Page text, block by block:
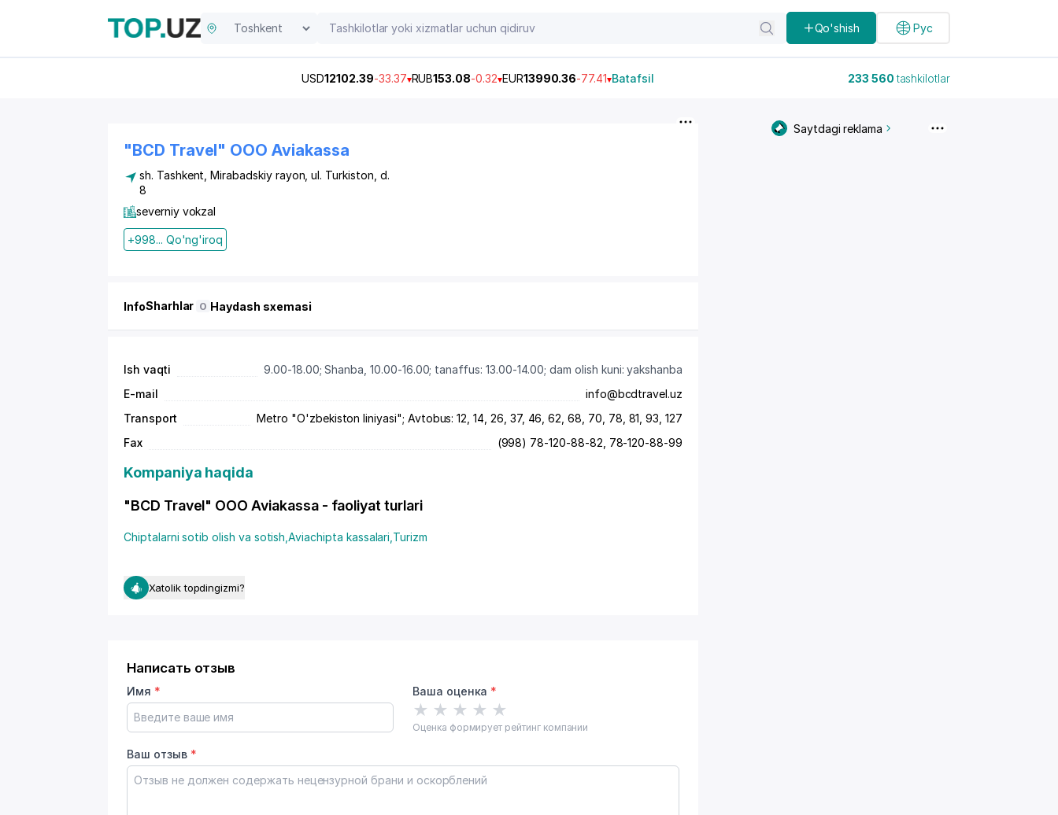
Qo'shish Рус
USD12102.39-33.37 RUB153.08-0.32 EUR13990.36-77.41 Batafsil 233 560tashkilotlar
"BCD Travel" OOO Aviakassa
sh. Tashkent ,Mirabadskiy rayon ,ul. Turkiston , d.
8
severniy vokzal
+998... Qo'ng'iroq
InfoSharhlar 0 Haydash sxemasi
Ish vaqti
9.00-18.00; Shanba, 10.00-16.00; tanaffus: 13.00-14.00; dam olish kuni: yakshanba
E-mail
info@bcdtravel.uz
Transport
Metro "O'zbekiston liniyasi"; Avtobus: 12, 14, 26, 37, 46, 62, 68, 70, 78, 81, 93, 127
Fax
(998) 78-120-88-82, 78-120-88-99
Kompaniya haqida
"BCD Travel" OOO Aviakassa - faoliyat turlari
Chiptalarni sotib olish va sotish ,Aviachipta kassalari Turizm
Xatolik topdingizmi?
Написать отзыв
Имя * Ваша оценка *
★ ★ ★ ★ ★
Оценка формирует рейтинг компании
Ваш отзыв *
Saytdagi reklama